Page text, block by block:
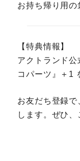
お持ち帰り用の
【特典情報】
アクトランド
コパーツ』＋1
お友だち登録
します。ぜひ、